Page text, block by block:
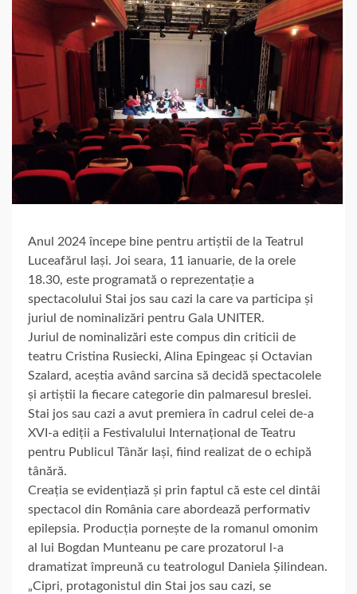
Anul 2024 începe bine pentru artiștii de la Teatrul
Luceafărul Iași. Joi seara, 11 ianuarie, de la orele
18.30, este programată o reprezentație a
spectacolului Stai jos sau cazi la care va participa și
juriul de nominalizări pentru Gala UNITER.
Juriul de nominalizări este compus din criticii de
teatru Cristina Rusiecki, Alina Epingeac și Octavian
Szalard, aceștia având sarcina să decidă spectacolele
și artiștii la fiecare categorie din palmaresul breslei.
Stai jos sau cazi a avut premiera în cadrul celei de-a
XVI-a ediții a Festivalului Internațional de Teatru
pentru Publicul Tânăr Iași, fiind realizat de o echipă
tânără.
Creația se evidențiază și prin faptul că este cel dintâi
spectacol din România care abordează performativ
epilepsia. Producția pornește de la romanul omonim
al lui Bogdan Munteanu pe care prozatorul l-a
dramatizat împreună cu teatrologul Daniela Șilindean.
„Cipri, protagonistul din Stai jos sau cazi, se